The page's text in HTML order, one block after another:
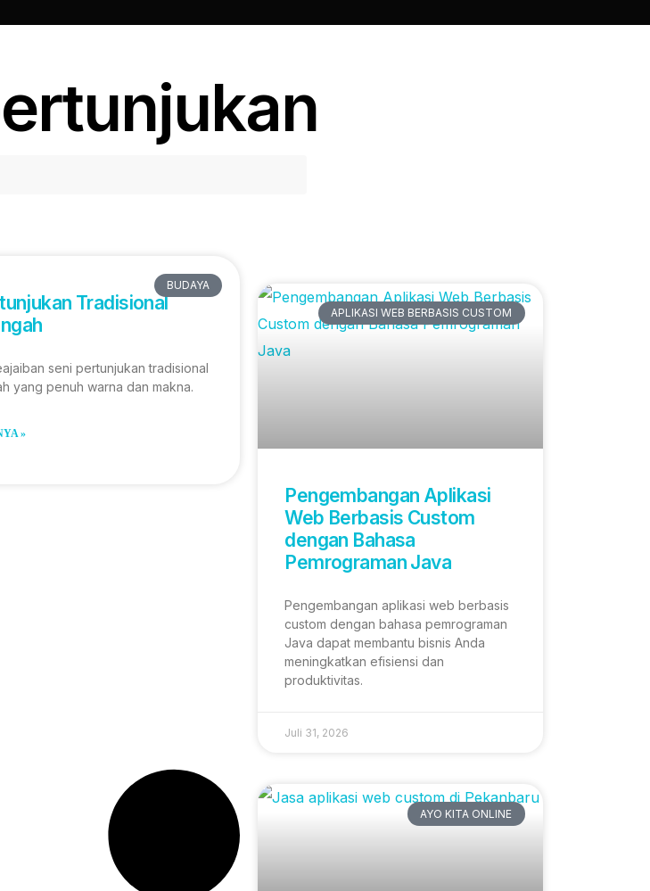
BUDAYA
Tradisional
seni pertunjukan tradisional
yang penuh warna dan makna.
»
APLIKASI WEB BERBASIS CUSTOM
Pengembangan Aplikasi
Web Berbasis Custom
dengan Bahasa
Pemrograman Java
Pengembangan aplikasi web berbasis
custom dengan bahasa pemrograman
Java dapat membantu bisnis Anda
meningkatkan efisiensi dan
produktivitas.
Juli 31, 2026
AYO KITA ONLINE